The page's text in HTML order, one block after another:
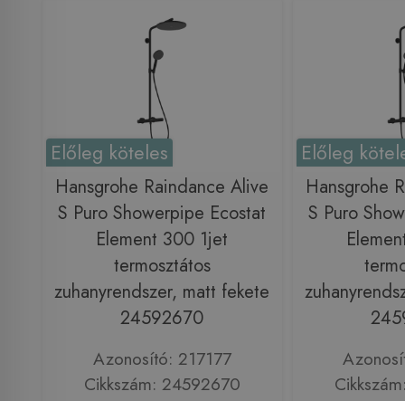
Előleg köteles
Hansgrohe Raindance Alive
S Puro Showerpipe Ecostat
Element 300 1jet
termosztátos
zuhanyrendszer, matt fekete
24592670
Azonosító: 217177
Cikkszám: 24592670
Előleg
Hansgrohe
S Puro